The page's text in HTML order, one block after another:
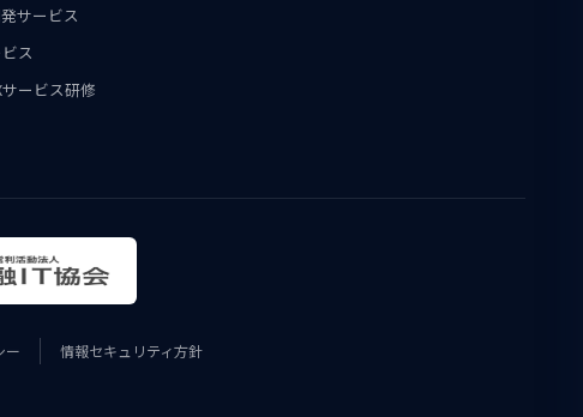
サービス
ス
ービス研修
ー 情報セキュリティ方針